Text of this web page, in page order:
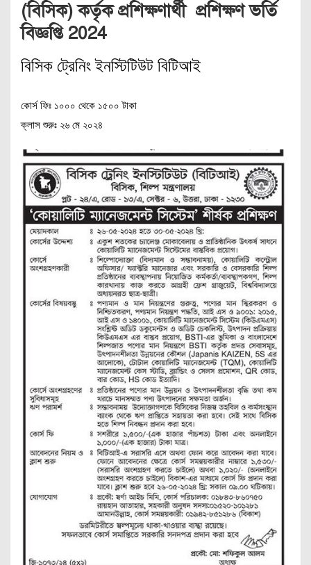
(বিসিক) কর্তৃক প্রশিক্ষণার্থী প্রশিক্ষণ ভর্তি
বিজ্ঞপ্তি 2024
বিসিক ট্রেনিং ইনস্টিটিউট বিটিআই
কোর্স ফিঃ ১০০০ থেকে ১৫০০ টাকা
ক্লাস শুরুঃ ২৬ মে ২০২৪